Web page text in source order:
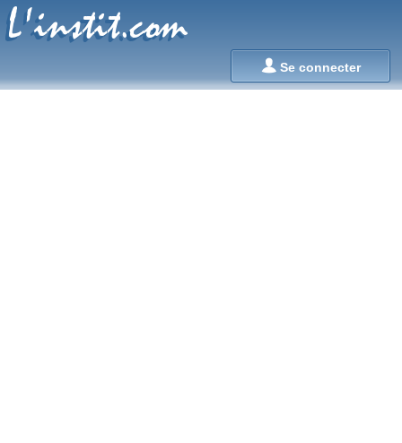
Se connecter
L'instit.com
L'instit.com